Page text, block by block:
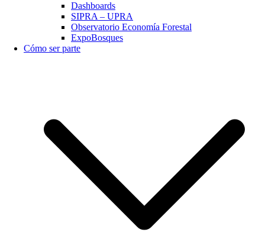
Dashboards
SIPRA – UPRA
Observatorio Economía Forestal
ExpoBosques
Cómo ser parte